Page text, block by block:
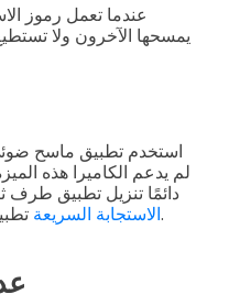
عندما تعمل رموز
يمسحها الآخرون ولا
استخدم تطبيق ماسح
لم يدعم الكاميرا هذه
دائمًا تنزيل تطبيق طرف
الاستجابة السريعةتطبيق مجاني على أي متجر تطبيقات.